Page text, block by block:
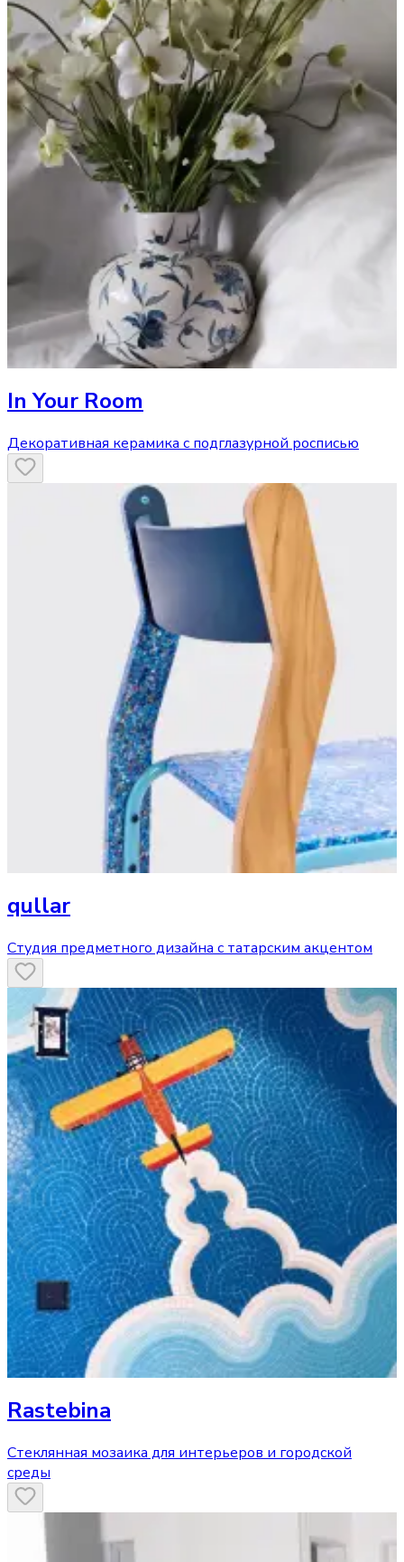
In Your Room
Декоративная керамика с подглазурной росписью
qullar
Студия предметного дизайна с татарским акцентом
Rastebina
Стеклянная мозаика для интерьеров и городской
среды